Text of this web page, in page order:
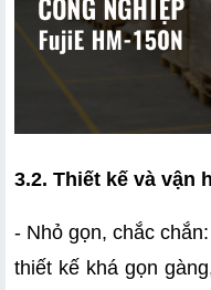
3.2. Thiết kế và vận
- Nhỏ gọn, chắc
thiết kế khá gọn